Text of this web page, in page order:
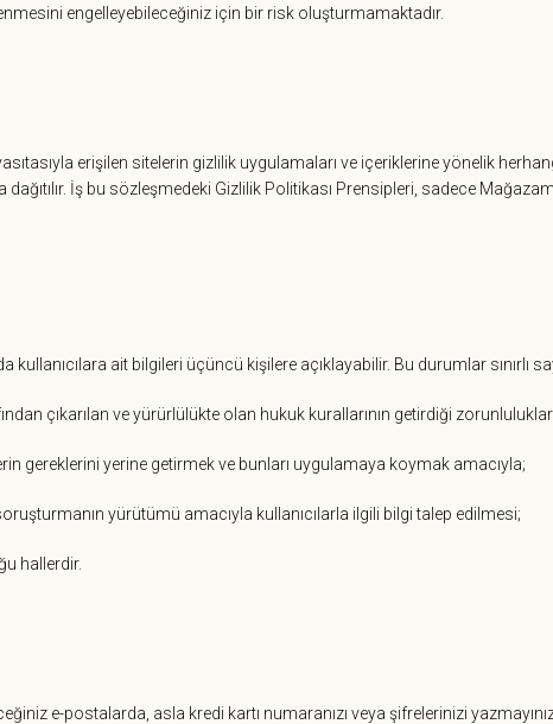
engelleyebileceğiniz için bir risk oluşturmamaktadır.
erişilen sitelerin gizlilik uygulamaları ve içeriklerine yönelik
dağıtılır. İş bu sözleşmedeki Gizlilik Politikası Prensipleri, sadece
kullanıcılara ait bilgileri üçüncü kişilere açıklayabilir. Bu durumlar sınırlı
çıkarılan ve yürürlülükte olan hukuk kurallarının getirdiği
gereklerini yerine getirmek ve bunları uygulamaya koymak amacıyla;
yürütümü amacıyla kullanıcılarla ilgili bilgi talep edilmesi;
hallerdir.
e-postalarda, asla kredi kartı numaranızı veya şifrelerinizi